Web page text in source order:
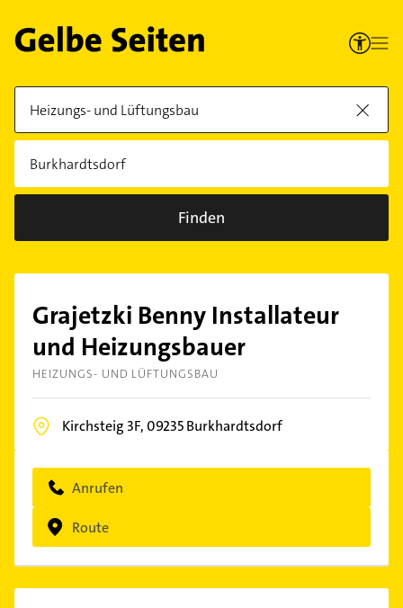
Finden
Grajetzki Benny Installateur
und Heizungsbauer
HEIZUNGS- UND LÜFTUNGSBAU
Kirchsteig 3F,09235Burkhardtsdorf
Anrufen
Route